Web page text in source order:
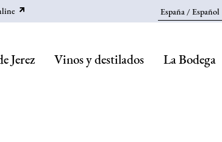
Select your language
Jerez Vinos y destilados La Bodega